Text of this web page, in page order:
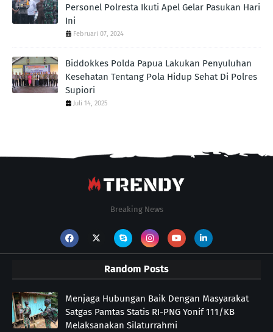
Personel Polresta Ikuti Apel Gelar Pasukan Hari
Ini
Februari 07, 2024
Biddokkes Polda Papua Lakukan Penyuluhan
Kesehatan Tentang Pola Hidup Sehat Di Polres
Supiori
Juli 14, 2025
Breaking News
Random Posts
Menjaga Hubungan Baik Dengan Masyarakat
Satgas Pamtas Statis RI-PNG Yonif 111/KB
Melaksanakan Silaturrahmi